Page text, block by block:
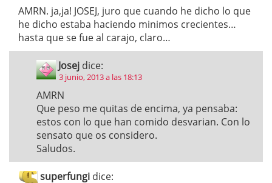
AMRN. ja,ja! JOSEJ, juro que cuando he dicho lo que
he dicho estaba haciendo minimos crecientes…
hasta que se fue al carajo, claro…
Josej dice:
3 junio, 2013 a las 18:13
AMRN
Que peso me quitas de encima, ya pensaba:
estos con lo que han comido desvarian. Con lo
sensato que os considero.
Saludos.
superfungi dice: